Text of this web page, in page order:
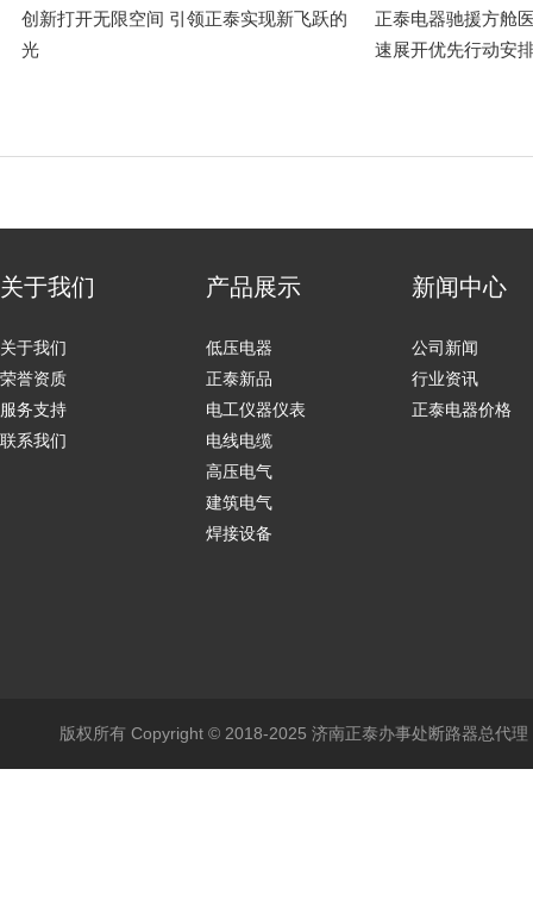
创新打开无限空间 引领正泰实现新飞跃的
光
正泰电器驰援方舱
速展开优先行动安
关于我们
关于我们
荣誉资质
服务支持
联系我们
产品展示
低压电器
正泰新品
电工仪器仪表
电线电缆
高压电气
建筑电气
焊接设备
新闻中心
公司新闻
行业资讯
正泰电器价格
版权所有 Copyright © 2018-2025 济南正泰办事处断路器总代